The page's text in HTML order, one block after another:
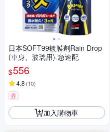
日本SOFT99鍍膜劑Rain Drop
(車身、玻璃用)-急速配
$556
4.8 (10)
券
加入購物車